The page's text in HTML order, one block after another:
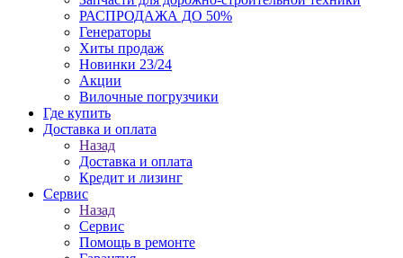
РАСПРОДАЖА ДО 50%
Генераторы
Хиты продаж
Новинки 23/24
Акции
Вилочные погрузчики
Где купить
Доставка и оплата
Назад
Доставка и оплата
Кредит и лизинг
Сервис
Назад
Сервис
Помощь в ремонте